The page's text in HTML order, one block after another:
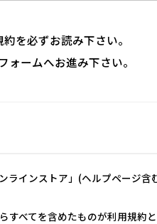
を必ずお読み下さい。
ームへお進み下さい。
ラインストア」(ヘルプページ含
べてを含めたものが利用規約